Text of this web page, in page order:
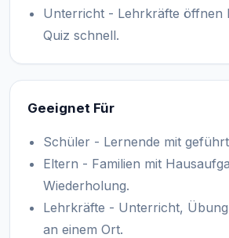
Unterricht - Lehrkräfte öffnen
Quiz schnell.
Geeignet Für
Schüler - Lernende mit
Eltern - Familien mit
Wiederholung.
Lehrkräfte - Unterricht,
an einem Ort.